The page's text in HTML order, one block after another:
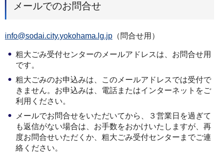
メールでのお問合せ
info@sodai.city.yokohama.lg.jp （問合せ用）
粗大ごみ受付センターのメールアドレスは、お問合せ用
です。
粗大ごみのお申込みは、このメールアドレスでは受付で
きません。お申込みは、電話またはインターネットをご
利用ください。
メールでお問合せをいただいてから、３営業日を過ぎて
も返信がない場合は、お手数をおかけいたしますが、再
度お問合せいただくか、粗大ごみ受付センターまでご連
絡ください。